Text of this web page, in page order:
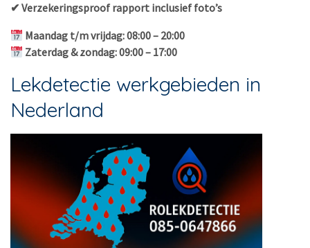
✔ Verzekeringsproof rapport inclusief foto’s
Maandag t/m vrijdag: 08:00 – 20:00
Zaterdag & zondag: 09:00 – 17:00
Lekdetectie werkgebieden in
Nederland